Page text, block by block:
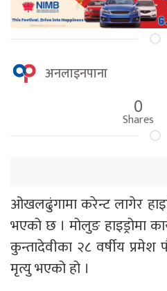
अनलाइनपाना
0
Shares
ओखलढुंगामा करेन्ट लागेर
भएको छ । मोलुङ हाइड्रोमा
कुन्तादेवीका २८ वर्षीय
मृत्यु भएको हो ।